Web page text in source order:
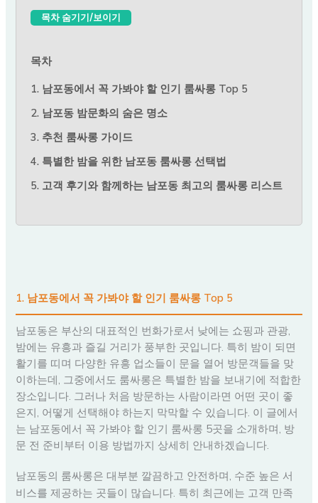
목차 숨기기/보이기
목차
1. 남포동에서 꼭 가봐야 할 인기 룸싸롱 Top 5
2. 남포동 밤문화의 숨은 명소
3. 추천 룸싸롱 가이드
4. 특별한 밤을 위한 남포동 룸싸롱 선택법
5. 고객 후기와 함께하는 남포동 최고의 룸싸롱 리스트
1. 남포동에서 꼭 가봐야 할 인기 룸싸롱 Top 5
남포동은 부산의 대표적인 번화가로서 낮에는 쇼핑과 관광,
밤에는 유흥과 즐길 거리가 풍부한 곳입니다. 특히 밤이 되면
활기를 띠며 다양한 유흥 업소들이 문을 열어 방문객들을 맞
이하는데, 그중에서도 룸싸롱은 특별한 밤을 보내기에 적합한
장소입니다. 그러나 처음 방문하는 사람이라면 어떤 곳이 좋
은지, 어떻게 선택해야 하는지 막막할 수 있습니다. 이 글에서
는 남포동에서 꼭 가봐야 할 인기 룸싸롱 5곳을 소개하며, 방
문 전 준비부터 이용 방법까지 상세히 안내하겠습니다.
남포동의 룸싸롱은 대부분 깔끔하고 안전하며, 수준 높은 서
비스를 제공하는 곳들이 많습니다. 특히 최근에는 고객 만족